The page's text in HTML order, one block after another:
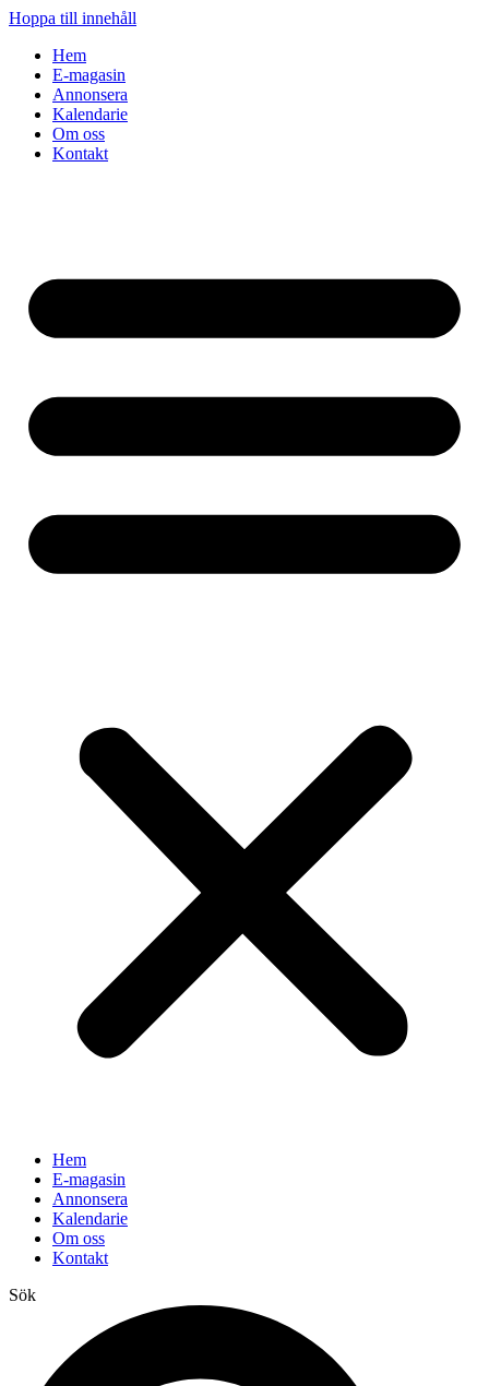
Hoppa till innehåll
Hem
E-magasin
Annonsera
Kalendarie
Om oss
Kontakt
Hem
E-magasin
Annonsera
Kalendarie
Om oss
Kontakt
Sök